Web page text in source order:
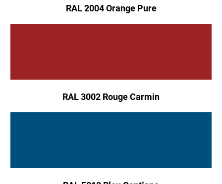
RAL 2004 Orange Pure
RAL 3002 Rouge Carmin